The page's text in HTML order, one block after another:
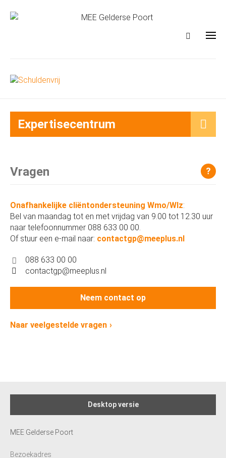
Expertisecentrum
Vragen ?
Onafhankelijke cliëntondersteuning Wmo/Wlz:
Bel van maandag tot en met vrijdag van 9.00 tot 12.30 uur
naar telefoonnummer 088 633 00 00.
Of stuur een e-mail naar: contactgp@meeplus.nl
088 633 00 00
contactgp@meeplus.nl
Neem contact op
Naar veelgestelde vragen
Desktop versie
MEE Gelderse Poort
Bezoekadres